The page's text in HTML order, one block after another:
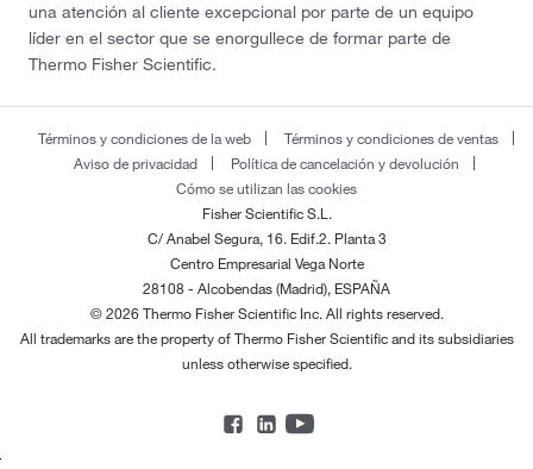
una atención al cliente excepcional por parte de un equipo
líder en el sector que se enorgullece de formar parte de
Thermo Fisher Scientific.
Términos y condiciones de la web
Términos y condiciones de ventas
Aviso de privacidad
Política de cancelación y devolución
Cómo se utilizan las cookies
Fisher Scientific S.L.
C/ Anabel Segura, 16. Edif.2. Planta 3
Centro Empresarial Vega Norte
28108 - Alcobendas (Madrid), ESPAÑA
© 2026 Thermo Fisher Scientific Inc. All rights reserved.
All trademarks are the property of Thermo Fisher Scientific and its subsidiaries
unless otherwise specified.